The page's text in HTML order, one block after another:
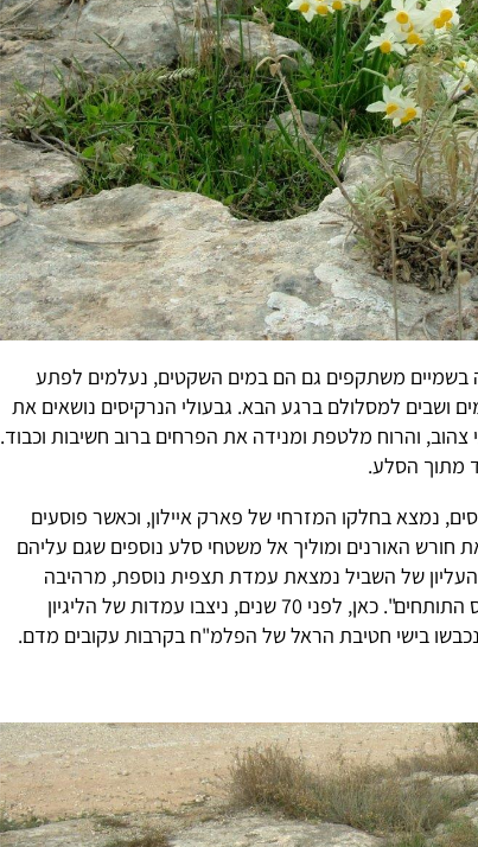
בשמיים משתקפים גם הם במים השקטים, נעלמים לפתע
למסלולם ברגע הבא. גבעולי הנרקיסים נושאים את
והרוח מלטפת ומנידה את הפרחים ברוב חשיבות וכבוד.
מתוך הסלע.
נמצא בחלקו המזרחי של פארק איילון, וכאשר פוסעים
האורנים ומוליך אל משטחי סלע נוספים שגם עליהם
של השביל נמצאת עמדת תצפית נוספת, מרהיבה
משתי קודמותיה, והיא נקראת "רכס התותחים". כאן, לפני 70 שנים, ניצבו עמדות של הליגיון
בישי חטיבת הראל של הפלמ"ח בקרבות עקובים מדם.